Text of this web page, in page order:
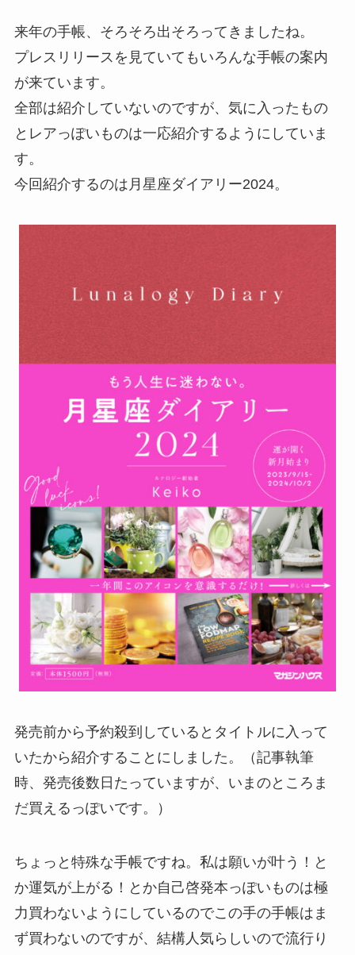
来年の手帳、そろそろ出そろってきましたね。
プレスリリースを見ていてもいろんな手帳の案内
が来ています。
全部は紹介していないのですが、気に入ったもの
とレアっぽいものは一応紹介するようにしていま
す。
今回紹介するのは月星座ダイアリー2024。
発売前から予約殺到しているとタイトルに入って
いたから紹介することにしました。（記事執筆
時、発売後数日たっていますが、いまのところま
だ買えるっぽいです。）
ちょっと特殊な手帳ですね。私は願いが叶う！と
か運気が上がる！とか自己啓発本っぽいものは極
力買わないようにしているのでこの手の手帳はま
ず買わないのですが、結構人気らしいので流行り